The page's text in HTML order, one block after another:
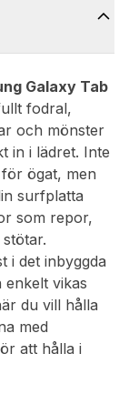
Galaxy Tab
fodral,
och mönster
in i lädret. Inte
ögat, men
surfplatta
som repor,
i det inbyggda
vikas
du vill hålla
med
att hålla i